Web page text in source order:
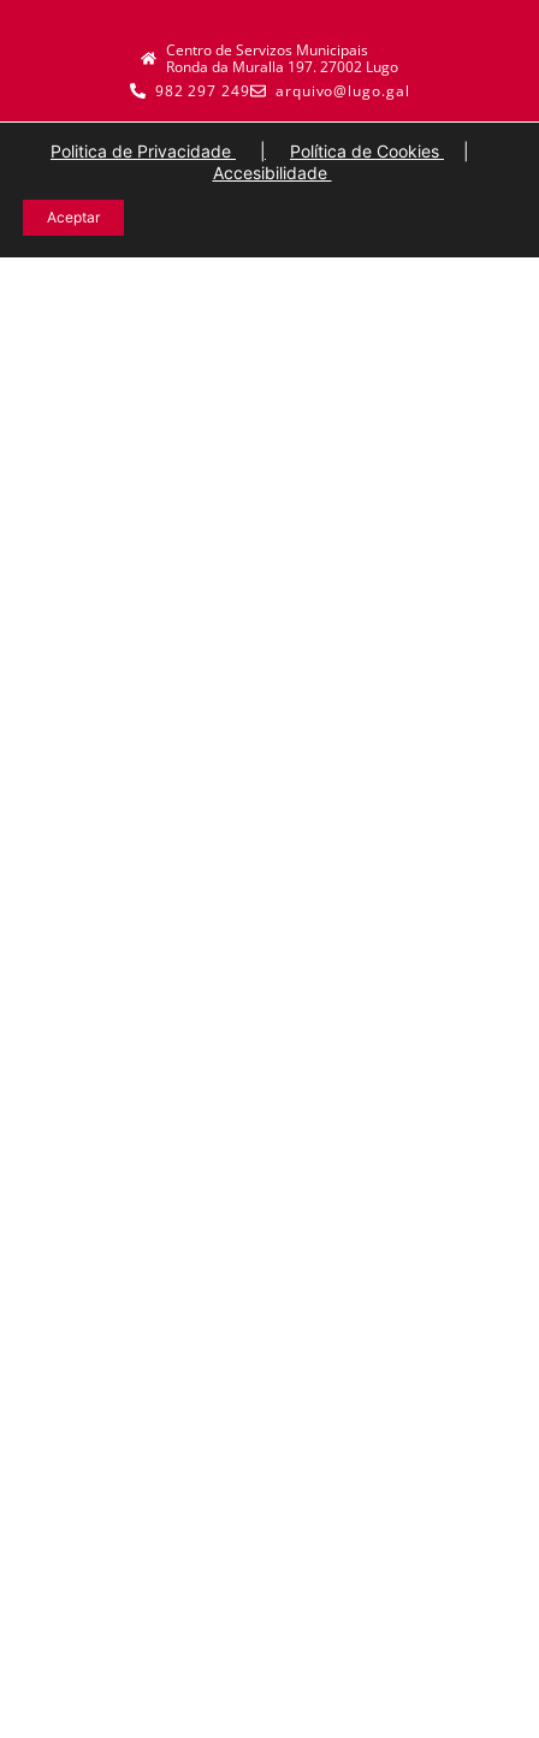
Centro de Servizos Municipais
Ronda da Muralla 197. 27002 Lugo
982 297 249
arquivo@lugo.gal
Politica de Privacidade Política de Cookies
Accesibilidade
Aceptar